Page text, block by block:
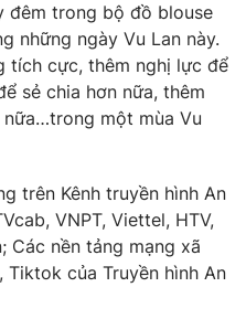
video
động sản
lòng Việt
đêm trong bộ đồ blouse
những ngày Vu Lan này.
tích cực, thêm nghị lực để
sẻ chia hơn nữa, thêm
một mùa Vu
trên Kênh truyền hình An
VNPT, Viettel, HTV,
Các nền tảng mạng xã
Tiktok của Truyền hình An